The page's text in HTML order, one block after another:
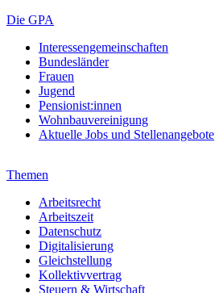
Die GPA
Interessengemeinschaften
Bundesländer
Frauen
Jugend
Pensionist:innen
Wohnbauvereinigung
Aktuelle Jobs und Stellenangebote
Themen
Arbeitsrecht
Arbeitszeit
Datenschutz
Digitalisierung
Gleichstellung
Kollektivvertrag
Steuern & Wirtschaft